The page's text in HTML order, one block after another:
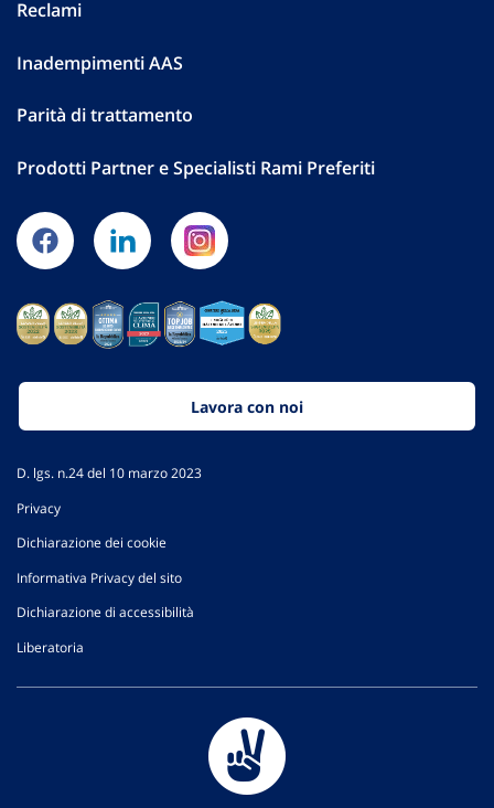
Reclami
Inadempimenti AAS
Parità di trattamento
Prodotti Partner e Specialisti Rami Preferiti
Lavora con noi
D. lgs. n.24 del 10 marzo 2023
Privacy
Dichiarazione dei cookie
Informativa Privacy del sito
Dichiarazione di accessibilità
Liberatoria